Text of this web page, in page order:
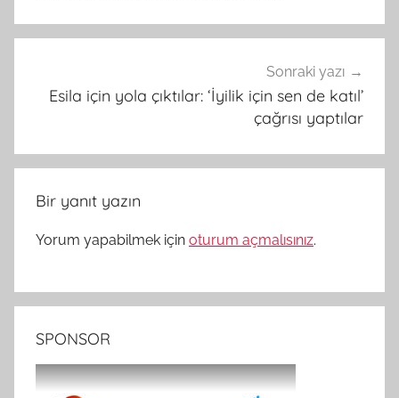
Sonraki yazı
Esila için yola çıktılar: ‘İyilik için sen de katıl’
çağrısı yaptılar
Bir yanıt yazın
Yorum yapabilmek için oturum açmalısınız.
SPONSOR